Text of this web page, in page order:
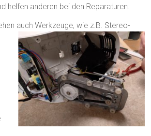
helfen anderen bei den Reparaturen.
auch Werkzeuge, wie z.B. Stereo-